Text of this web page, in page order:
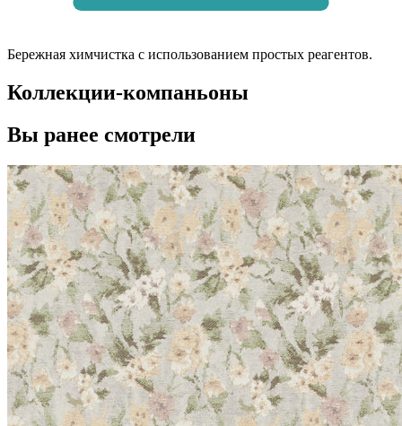
Бережная химчистка с использованием простых реагентов.
Коллекции-компаньоны
Вы ранее смотрели